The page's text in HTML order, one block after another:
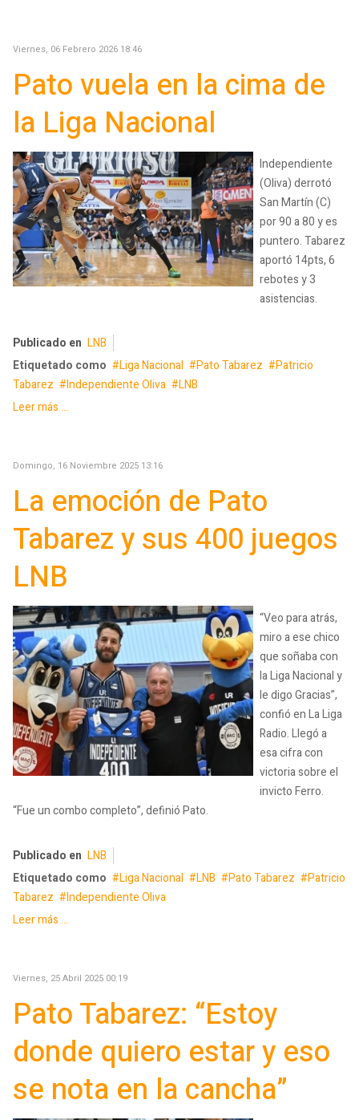
Viernes, 06 Febrero 2026 18:46
Pato vuela en la cima de
la Liga Nacional
Independiente
(Oliva) derrotó
San Martín (C)
por 90 a 80 y es
puntero. Tabarez
aportó 14pts, 6
rebotes y 3
asistencias.
Publicado en LNB
Etiquetado como
Liga Nacional Pato Tabarez
Patricio
Tabarez
Independiente Oliva
LNB
Leer más ...
Domingo, 16 Noviembre 2025 13:16
La emoción de Pato
Tabarez y sus 400 juegos
LNB
“Veo para atrás,
miro a ese chico
que soñaba con
la Liga Nacional y
le digo Gracias”,
confió en La Liga
Radio. Llegó a
esa cifra con
victoria sobre el
invicto Ferro.
“Fue un combo completo”, definió Pato.
Publicado en LNB
Etiquetado como
Liga Nacional LNB Pato Tabarez
Patricio
Tabarez
Independiente Oliva
Leer más ...
Viernes, 25 Abril 2025 00:19
Pato Tabarez: “Estoy
donde quiero estar y eso
se nota en la cancha”